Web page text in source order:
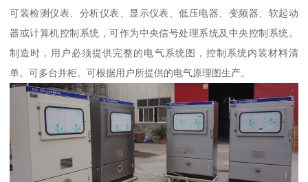
可装检测仪表、分析仪表、显示仪表、低压电器、变频器、软起动
器或计算机控制系统，可作为中央信号处理系统及中央控制系统。
制造时，用户必须提供完整的电气系统图，控制系统内装材料清
单。可多台并柜。可根据用户所提供的电气原理图生产。